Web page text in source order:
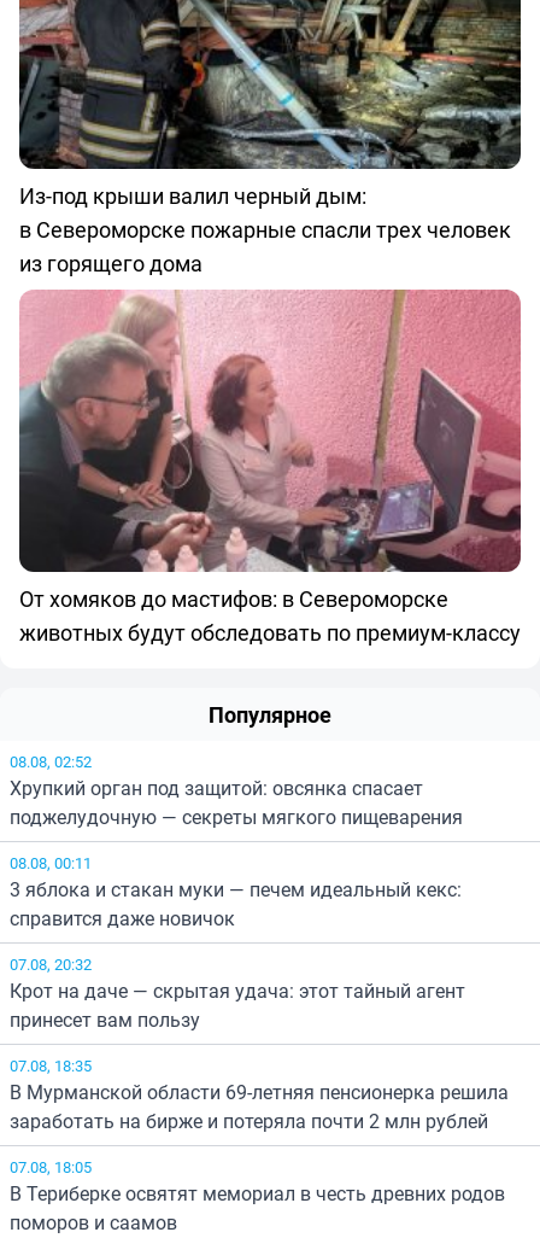
Из-под крыши валил черный дым:
в Североморске пожарные спасли трех человек
из горящего дома
От хомяков до мастифов: в Североморске
животных будут обследовать по премиум-классу
Популярное
08.08, 02:52
Хрупкий орган под защитой: овсянка спасает
поджелудочную — секреты мягкого пищеварения
08.08, 00:11
3 яблока и стакан муки — печем идеальный кекс:
справится даже новичок
07.08, 20:32
Крот на даче — скрытая удача: этот тайный агент
принесет вам пользу
07.08, 18:35
В Мурманской области 69-летняя пенсионерка решила
заработать на бирже и потеряла почти 2 млн рублей
07.08, 18:05
В Териберке освятят мемориал в честь древних родов
поморов и саамов